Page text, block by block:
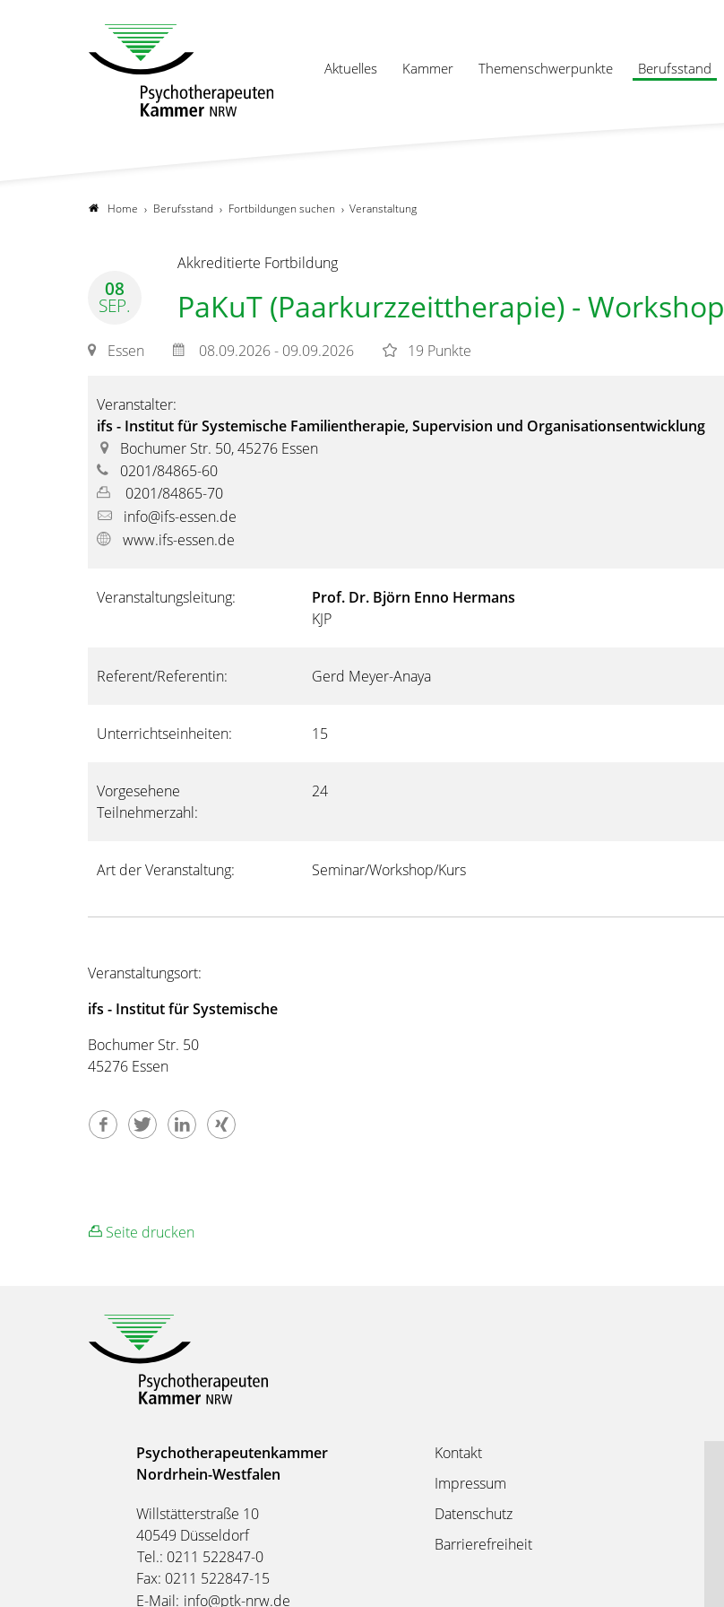
Aktuelles Kammer Themenschwerpunkte Berufsstand
Home Berufsstand Fortbildungen suchen Veranstaltung
08
SEP.
Akkreditierte Fortbildung
PaKuT (Paarkurzzeittherapie) - Workshop
Essen 08.09.2026 - 09.09.2026 19 Punkte
Veranstalter:
ifs - Institut für Systemische Familientherapie, Supervision und Organisationsentwicklung
Bochumer Str. 50, 45276 Essen
0201/84865-60
0201/84865-70
info@ifs-essen.de
www.ifs-essen.de
Veranstaltungsleitung:
Prof. Dr. Björn Enno Hermans
KJP
Referent/Referentin: Gerd Meyer-Anaya
Unterrichtseinheiten: 15
Vorgesehene
Teilnehmerzahl:
24
Art der Veranstaltung: Seminar/Workshop/Kurs
Veranstaltungsort:
ifs - Institut für Systemische
Bochumer Str. 50
45276 Essen
Seite drucken
Psychotherapeutenkammer
Nordrhein-Westfalen
Willstätterstraße 10
40549 Düsseldorf
Tel.: 0211 522847-0
Fax: 0211 522847-15
E-Mail: info@ptk-nrw.de
Kontakt
Impressum
Datenschutz
Barrierefreiheit